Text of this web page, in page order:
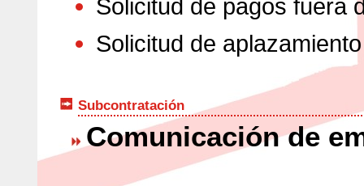
Solicitud de pagos fuera
Solicitud de
Subcontratación
Comunicación de